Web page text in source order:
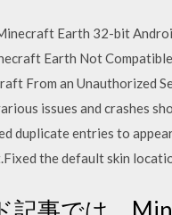
Earth 32-bit
Earth Not
From an Unauthorized
issues and crashes
duplicate entries to
the default skin
記事では、